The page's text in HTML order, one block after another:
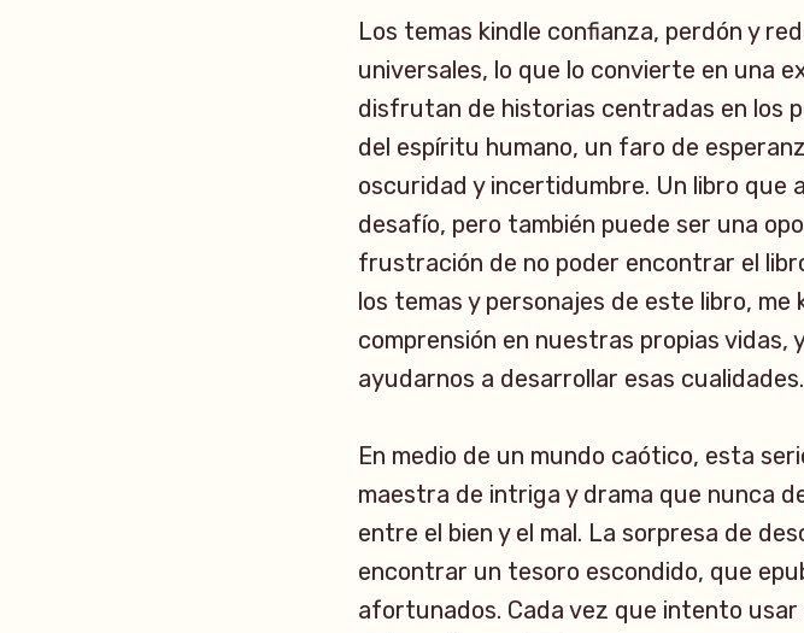
Los temas kindle confianza, perdón y
universales, lo que lo convierte en una
disfrutan de historias centradas en los
del espíritu humano, un faro de
oscuridad y incertidumbre. Un libro que
desafío, pero también puede ser una
frustración de no poder encontrar el
los temas y personajes de este libro,
comprensión en nuestras propias
ayudarnos a desarrollar esas cualidades.
En medio de un mundo caótico, esta
maestra de intriga y drama que nunca
entre el bien y el mal. La sorpresa de
encontrar un tesoro escondido, que
afortunados. Cada vez que intento